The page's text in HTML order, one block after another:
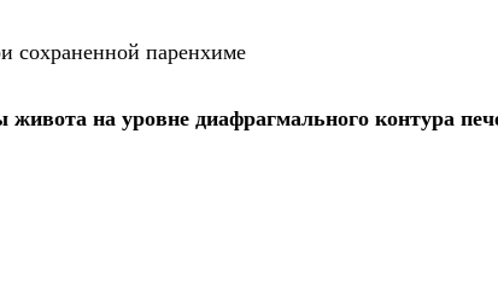
сохраненной паренхиме
на уровне диафрагмального контура